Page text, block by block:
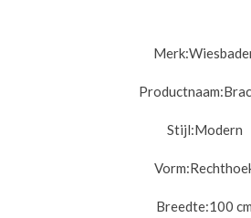
Stijl:Modern
Vorm:
Breedte:100 cm